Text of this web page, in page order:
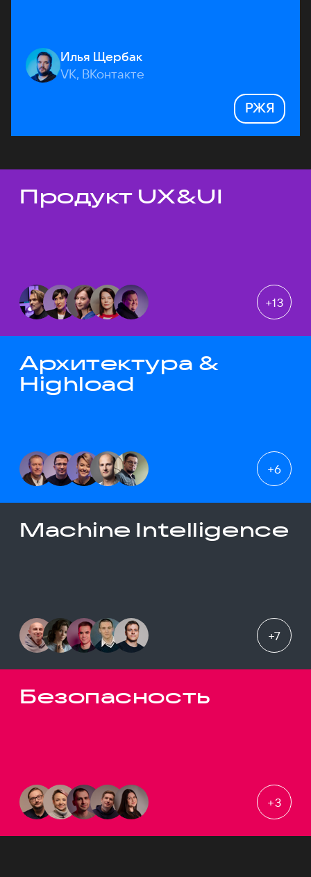
Илья Щербак
VK, ВКонтакте
РЖЯ
Темы докладов
Продукт UX&UI
+13
Архитектура &
Highload
+6
Machine Intelligence
+7
Безопасность
+3